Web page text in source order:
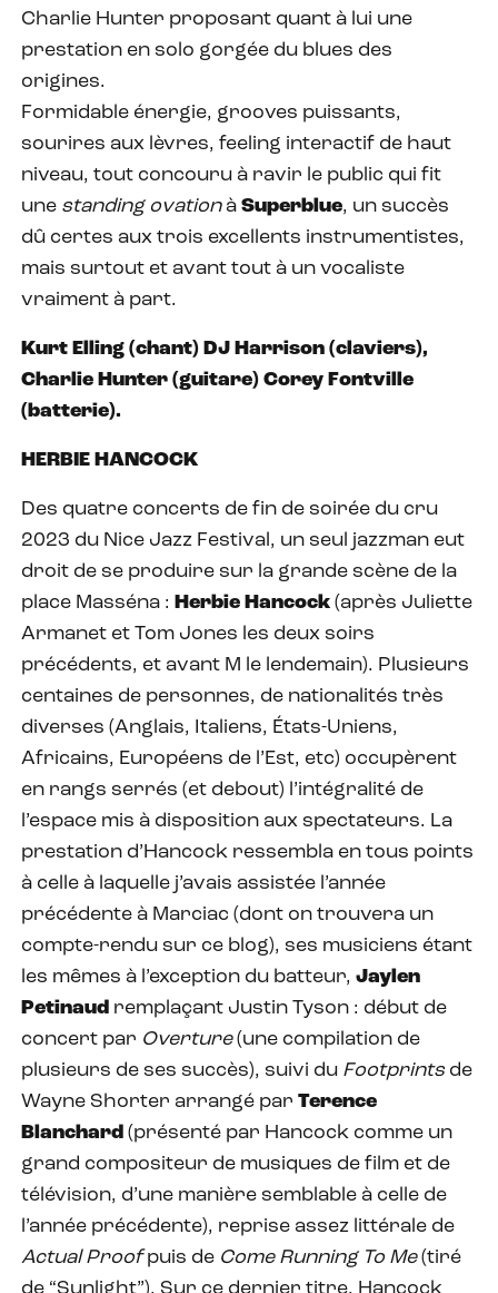
Charlie Hunter proposant quant à lui une
prestation en solo gorgée du blues des
origines.
Formidable énergie, grooves puissants,
sourires aux lèvres, feeling interactif de haut
niveau, tout concouru à ravir le public qui fit
une standing ovationà Superblue, un succès
dû certes aux trois excellents instrumentistes,
mais surtout et avant tout à un vocaliste
vraiment à part.
Kurt Elling (chant) DJ Harrison (claviers),
Charlie Hunter (guitare) Corey Fontville
(batterie).
HERBIE HANCOCK
Des quatre concerts de fin de soirée du cru
2023 du Nice Jazz Festival, un seul jazzman eut
droit de se produire sur la grande scène de la
place Masséna : Herbie Hancock (après Juliette
Armanet et Tom Jones les deux soirs
précédents, et avant M le lendemain). Plusieurs
centaines de personnes, de nationalités très
diverses (Anglais, Italiens, États-Uniens,
Africains, Européens de l’Est, etc) occupèrent
en rangs serrés (et debout) l’intégralité de
l’espace mis à disposition aux spectateurs. La
prestation d’Hancock ressembla en tous points
à celle à laquelle j’avais assistée l’année
précédente à Marciac (dont on trouvera un
compte-rendu sur ce blog), ses musiciens étant
les mêmes à l’exception du batteur, Jaylen
Petinaud remplaçant Justin Tyson : début de
concert par Overture(une compilation de
plusieurs de ses succès), suivi du Footprintsde
Wayne Shorter arrangé par Terence
Blanchard (présenté par Hancock comme un
grand compositeur de musiques de film et de
télévision, d’une manière semblable à celle de
l’année précédente), reprise assez littérale de
Actual Proofpuis de Come Running To Me(tiré